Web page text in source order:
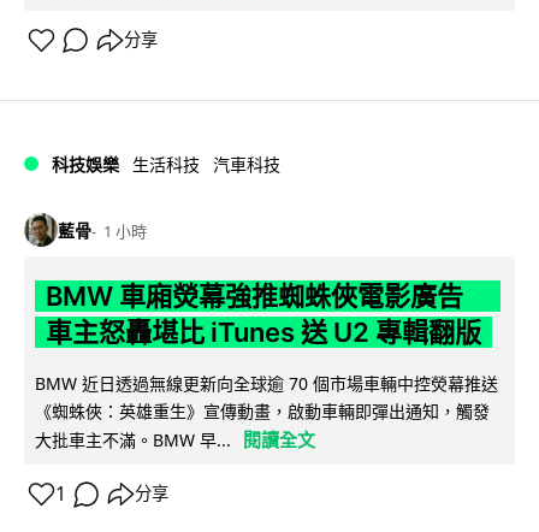
分享
科技娛樂 生活科技 汽車科技
藍骨 1 小時
BMW 車廂熒幕強推蜘蛛俠電影廣告
車主怒轟堪比 iTunes 送 U2 專輯翻版
BMW 近日透過無線更新向全球逾 70 個市場車輛中控熒幕推送
《蜘蛛俠：英雄重生》宣傳動畫，啟動車輛即彈出通知，觸發
大批車主不滿。BMW 早...
閱讀全文
1 分享